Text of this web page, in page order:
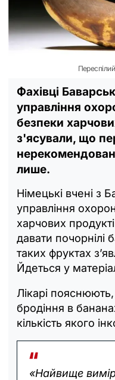
Фахівці
управління
безпеки
з'ясували, що
лише.
Німецькі вчені з
управління
харчових
давати почорнілі
таких фруктах
Йдеться у
Лікарі
бродіння в
кількість якого
«Найвище